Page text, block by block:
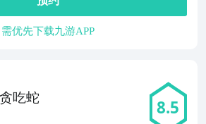
需优先下载九游APP
吃蛇 8.5